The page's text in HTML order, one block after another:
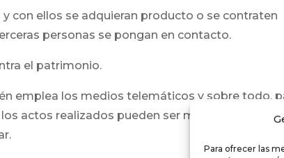
Para ofrecer las
con ellos se adquieran producto o se contraten
personas se pongan en contacto.
el patrimonio.
emplea los medios telemáticos y sobre todo,
actos realizados pueden ser mucho más